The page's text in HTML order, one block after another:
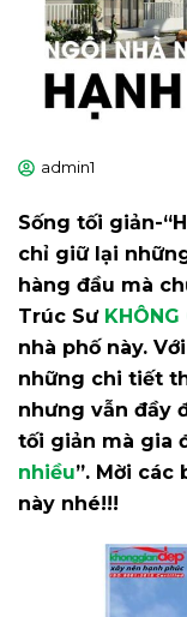
admin1
Sống tối giản-
chỉ giữ lại
hàng đầu mà
Trúc Sư
nhà phố này.
những chi tiết
nhưng vẫn đầy
tối giản mà gia
nhiều”. Mời các
này nhé!!!